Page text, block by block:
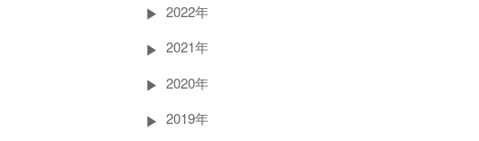
2022年
2021年
2020年
2019年